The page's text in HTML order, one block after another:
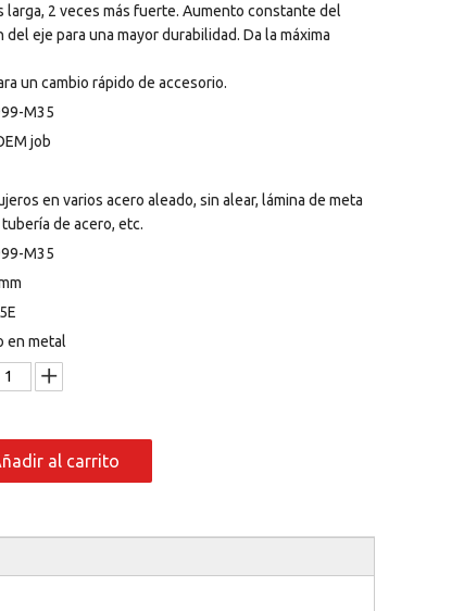
2 veces más fuerte. Aumento constante del
eje para una mayor durabilidad. Da la máxima
un cambio rápido de accesorio.
M35
job
en varios acero aleado, sin alear, lámina de meta
de acero, etc.
M35
en metal
al carrito